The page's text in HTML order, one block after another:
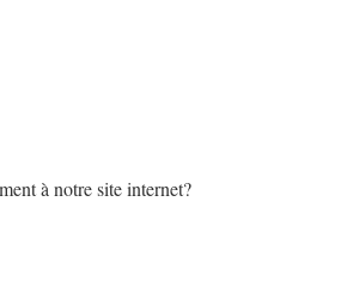
à notre site internet?